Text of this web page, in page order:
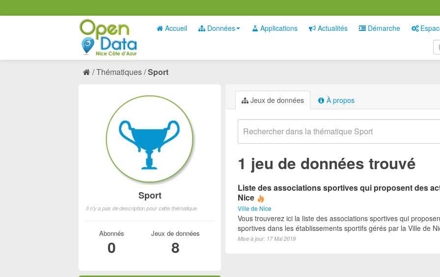
Accueil Données Applications Actualités Démarche
Thématiques Sport
Jeux de données À propos
1 jeu de données trouvé
Liste des associations sportives qui proposent des
Nice
Ville de Nice
Vous trouverez ici la liste des associations sportives qui
sportives dans les établissements sportifs gérés par la Ville de
Mise à jour: 17 Mai 2019
Sport
Il n'y a pas de description pour cette thématique
Abonnés
0
Jeux de données
8